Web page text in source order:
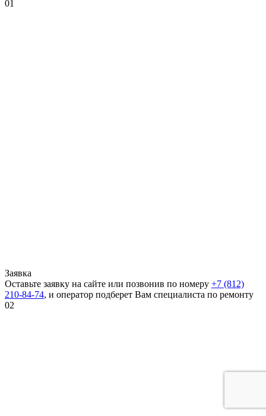
01
Заявка
Оставьте заявку на сайте или позвонив по номеру +7 (812)
210-84-74, и оператор подберет Вам специалиста по ремонту
02